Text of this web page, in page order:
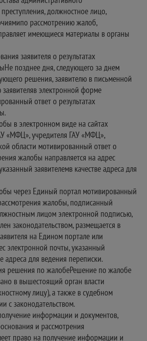
должностное лицо,
рассмотрению жалоб,
имеющиеся материалы в органы
заявителя о результатах
позднее дня, следующего за днем
решения, заявителю в письменной
электронной форме
ответ о результатах
в электронном виде на сайтах
«МФЦ», учредителя ГАУ «МФЦ»,
области мотивированный ответ о
жалобы направляется на адрес
заявителемв качестве адреса для
через Единый портал мотивированный
жалобы, подписанный
лицом электронной подписью,
законодательством, размещается в
на Едином портале или
электронной почты, указанный
адреса для ведения переписки.
решения по жалобеРешение по жалобе
в вышестоящий орган власти
лицу), а также в судебном
с законодательством.
информации и документов,
и рассмотрения
право на получение информации и